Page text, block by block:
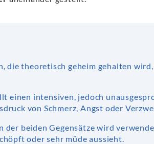
die theoretisch geheim gehalten
einen intensiven, jedoch
von Schmerz, Angst oder
der beiden Gegensätze wird
oder sehr müde aussieht.